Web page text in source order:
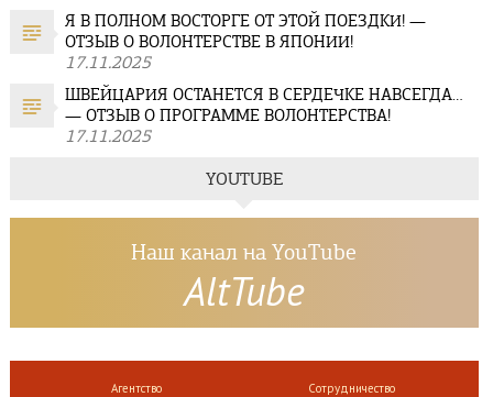
Я В ПОЛНОМ ВОСТОРГЕ ОТ ЭТОЙ ПОЕЗДКИ! —
ОТЗЫВ О ВОЛОНТЕРСТВЕ В ЯПОНИИ!
17.11.2025
ШВЕЙЦАРИЯ ОСТАНЕТСЯ В СЕРДЕЧКЕ НАВСЕГДА…
— ОТЗЫВ О ПРОГРАММЕ ВОЛОНТЕРСТВА!
17.11.2025
YOUTUBE
Наш канал на YouTube
AltTube
Агентство
Сотрудничество